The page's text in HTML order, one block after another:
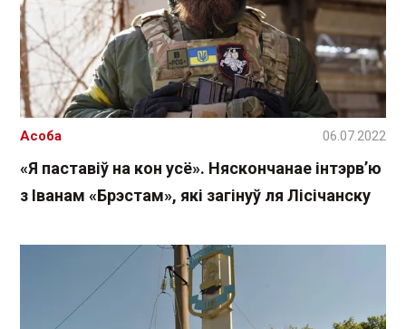
«Я паставіў на кон усё». Няскончанае інтэрв’ю
з Іванам «Брэстам», які загінуў ля Лісічанску
Асоба 06.07.2022